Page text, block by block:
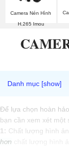
Camera Nén Hình
H.265 Imou
Để lựa chọn hoàn
bạn cần xem xét một
1: Chất lượng hình
hơn